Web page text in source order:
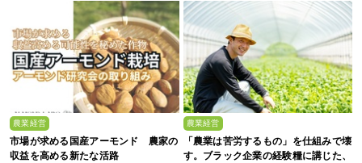
農業経営
市場が求める国産アーモンド 農家の
収益を高める新たな活路
農業経営
「農業は苦労するもの」を仕組みで壊
す。ブラック企業の経験糧に講じた、